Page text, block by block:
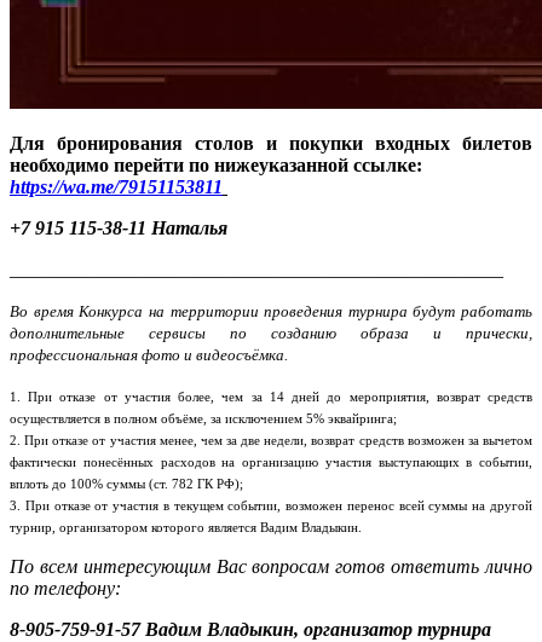
Для бронирования столов и покупки входных билетов
необходимо перейти по нижеуказанной ссылке:
https://wa.me/79151153811
+7 915 115-38-11 Наталья
Во время Конкурса на территории проведения турнира будут работать
дополнительные сервисы по созданию образа и прически,
профессиональная фото и видеосъёмка.
1. При отказе от участия более, чем за 14 дней до мероприятия, возврат средств
осуществляется в полном объёме, за исключением 5% эквайринга;
2. При отказе от участия менее, чем за две недели, возврат средств возможен за вычетом
фактически понесённых расходов на организацию участия выступающих в событии,
вплоть до 100% суммы (ст. 782 ГК РФ);
3. При отказе от участия в текущем событии, возможен перенос всей суммы на другой
турнир, организатором которого является Вадим Владыкин.
По всем интересующим Bас вопросам готов ответить лично
по телефону:
8-905-759-91-57 Вадим Владыкин, организатор турнира